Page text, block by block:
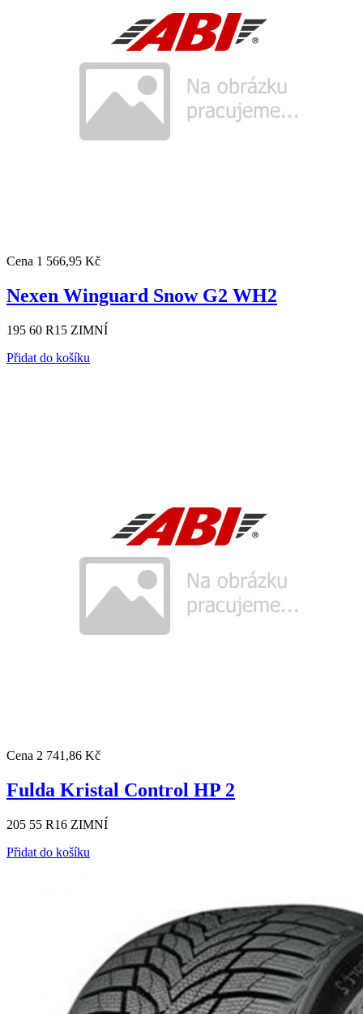
Cena 1 566,95 Kč
Nexen Winguard Snow G2 WH2
195 60 R15 ZIMNÍ
Přidat do košíku
Cena 2 741,86 Kč
Fulda Kristal Control HP 2
205 55 R16 ZIMNÍ
Přidat do košíku